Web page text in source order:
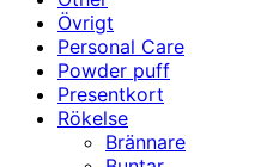
Övrigt
Personal Care
Powder puff
Presentkort
Rökelse
Brännare